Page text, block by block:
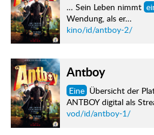
… Sein Leben nimmt
Wendung, als er…
kino/id/antboy-2/
Antboy
Eine Übersicht der
ANTBOY digital als
vod/id/antboy-1/